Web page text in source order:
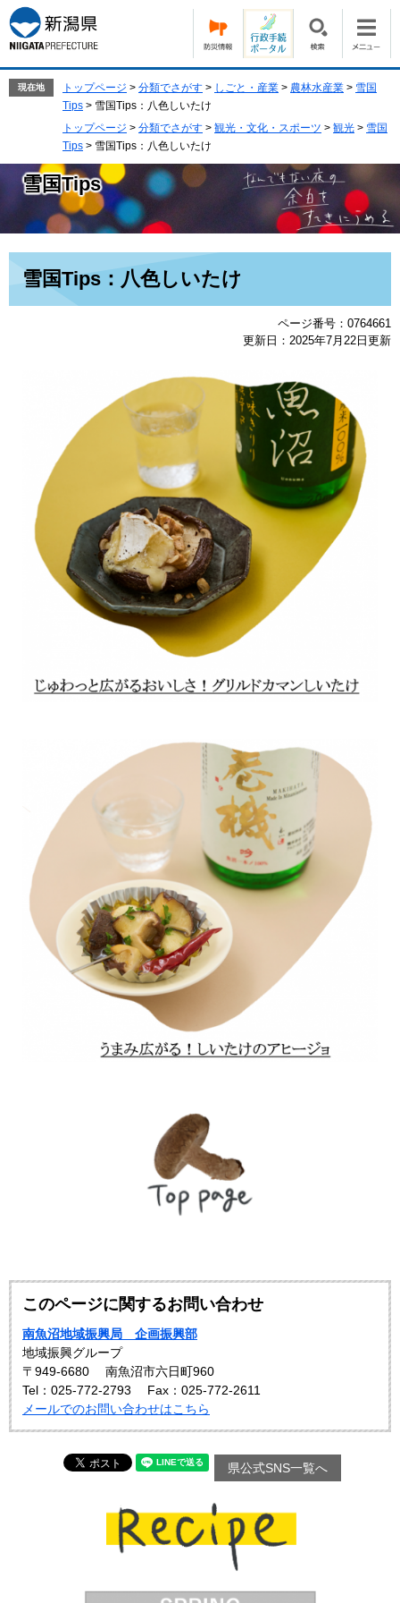
ー
ジ
の
ニ
ュ
ー
現在地 トップページ > 分類でさがす > しごと・産業 > 農林水産業 > 雪国
Tips > 雪国Tips：八色しいたけ
トップページ > 分類でさがす > 観光・文化・スポーツ > 観光 > 雪国
Tips > 雪国Tips：八色しいたけ
雪国Tips
雪国Tips：八色しいたけ
ページ番号：0764661
更新日：2025年7月22日更新
このページに関するお問い合わせ
南魚沼地域振興局 企画振興部
地域振興グループ
〒949-6680
南魚沼市六日町960
Tel：025-772-2793
Fax：025-772-2611
メールでのお問い合わせはこちら
県公式SNS一覧へ